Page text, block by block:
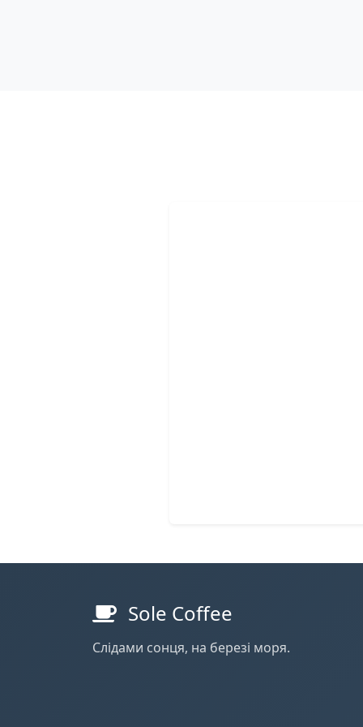
Sole Coffee
Слідами сонця, на березі моря.